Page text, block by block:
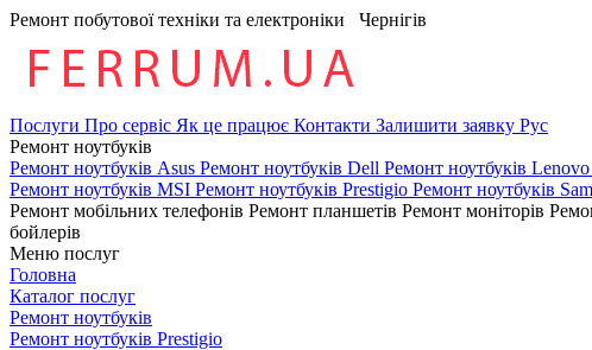
Ремонт побутової техніки та електроніки Чернігів
Послуги Про сервіс Як це працює Контакти Залишити заявку Рус
Ремонт ноутбуків
Ремонт ноутбуків Asus Ремонт ноутбуків Dell Ремонт ноутбуків Lenovo
Ремонт ноутбуків MSI Ремонт ноутбуків Prestigio Ремонт ноутбуків
Ремонт мобільних телефонів Ремонт планшетів Ремонт моніторів
бойлерів
Меню послуг
Головна
Каталог послуг
Ремонт ноутбуків
Ремонт ноутбуків Prestigio